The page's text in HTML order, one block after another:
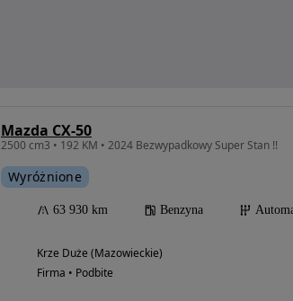
Mazda CX-50
2500 cm3 • 192 KM • 2024 Bezwypadkowy Super Stan !!
Wyróżnione
63 930 km Benzyna
Krze Duże (Mazowieckie)
Firma • Podbite